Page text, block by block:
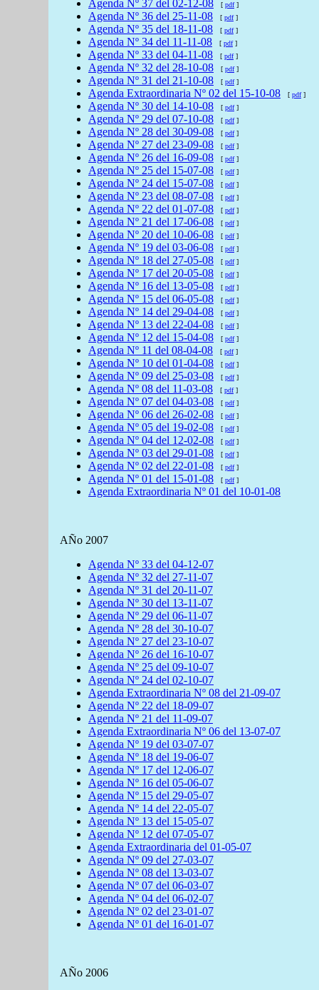
Agenda Nº 37 del 02-12-08 [ pdf]
Agenda Nº 36 del 25-11-08 [ pdf]
Agenda Nº 35 del 18-11-08 [ pdf]
Agenda Nº 34 del 11-11-08 [ pdf]
Agenda Nº 33 del 04-11-08 [ pdf]
Agenda Nº 32 del 28-10-08 [ pdf]
Agenda Nº 31 del 21-10-08 [ pdf]
Agenda Extraordinaria Nº 02 del 15-10-08 [ pdf]
Agenda Nº 30 del 14-10-08 [ pdf]
Agenda Nº 29 del 07-10-08 [ pdf]
Agenda Nº 28 del 30-09-08 [ pdf]
Agenda Nº 27 del 23-09-08 [ pdf]
Agenda Nº 26 del 16-09-08 [ pdf]
Agenda Nº 25 del 15-07-08 [ pdf]
Agenda Nº 24 del 15-07-08 [ pdf]
Agenda Nº 23 del 08-07-08 [ pdf]
Agenda Nº 22 del 01-07-08 [ pdf]
Agenda Nº 21 del 17-06-08 [ pdf]
Agenda Nº 20 del 10-06-08 [ pdf]
Agenda Nº 19 del 03-06-08 [ pdf]
Agenda Nº 18 del 27-05-08 [ pdf]
Agenda Nº 17 del 20-05-08 [ pdf]
Agenda Nº 16 del 13-05-08 [ pdf]
Agenda Nº 15 del 06-05-08 [ pdf]
Agenda Nº 14 del 29-04-08 [ pdf]
Agenda Nº 13 del 22-04-08 [ pdf]
Agenda Nº 12 del 15-04-08 [ pdf]
Agenda Nº 11 del 08-04-08 [ pdf]
Agenda Nº 10 del 01-04-08 [ pdf]
Agenda Nº 09 del 25-03-08 [ pdf]
Agenda Nº 08 del 11-03-08 [ pdf]
Agenda Nº 07 del 04-03-08 [ pdf]
Agenda Nº 06 del 26-02-08 [ pdf]
Agenda Nº 05 del 19-02-08 [ pdf]
Agenda Nº 04 del 12-02-08 [ pdf]
Agenda Nº 03 del 29-01-08 [ pdf]
Agenda Nº 02 del 22-01-08 [ pdf]
Agenda Nº 01 del 15-01-08 [ pdf]
Agenda Extraordinaria Nº 01 del 10-01-08
AÑo 2007
Agenda Nº 33 del 04-12-07
Agenda Nº 32 del 27-11-07
Agenda Nº 31 del 20-11-07
Agenda Nº 30 del 13-11-07
Agenda Nº 29 del 06-11-07
Agenda Nº 28 del 30-10-07
Agenda Nº 27 del 23-10-07
Agenda Nº 26 del 16-10-07
Agenda Nº 25 del 09-10-07
Agenda Nº 24 del 02-10-07
Agenda Extraordinaria Nº 08 del 21-09-07
Agenda Nº 22 del 18-09-07
Agenda Nº 21 del 11-09-07
Agenda Extraordinaria Nº 06 del 13-07-07
Agenda Nº 19 del 03-07-07
Agenda Nº 18 del 19-06-07
Agenda Nº 17 del 12-06-07
Agenda Nº 16 del 05-06-07
Agenda Nº 15 del 29-05-07
Agenda Nº 14 del 22-05-07
Agenda Nº 13 del 15-05-07
Agenda Nº 12 del 07-05-07
Agenda Extraordinaria del 01-05-07
Agenda Nº 09 del 27-03-07
Agenda Nº 08 del 13-03-07
Agenda Nº 07 del 06-03-07
Agenda Nº 04 del 06-02-07
Agenda Nº 02 del 23-01-07
Agenda Nº 01 del 16-01-07
AÑo 2006